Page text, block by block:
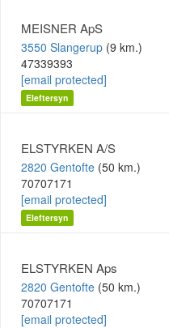
MEISNER ApS
3550 Slangerup (9 km.)
47339393
[email protected]
Eleftersyn
ELSTYRKEN A/S
2820 Gentofte (50 km.)
70707171
[email protected]
Eleftersyn
ELSTYRKEN Aps
2820 Gentofte (50 km.)
70707171
[email protected]